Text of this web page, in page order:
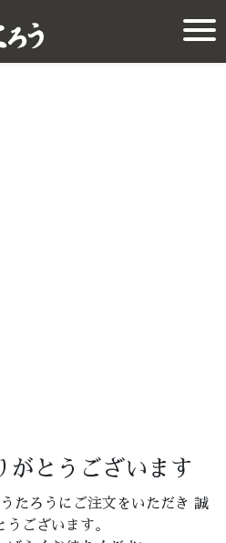
がとうございます
たろうにご注文をいただき 誠
うございます。